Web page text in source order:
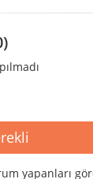
yapanları